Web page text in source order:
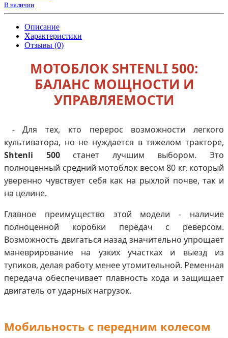
В наличии
Описание
Характеристики
Отзывы (0)
МОТОБЛОК SHTENLI 500:
БАЛАНС МОЩНОСТИ И
УПРАВЛЯЕМОСТИ
- Для тех, кто перерос возможности легкого
культиватора, но не нуждается в тяжелом тракторе,
Shtenli 500станет лучшим выбором. Это
полноценный средний мотоблок весом 80 кг, который
уверенно чувствует себя как на рыхлой почве, так и
на целине.
Главное преимущество этой модели - наличие
полноценной коробки передач с реверсом.
Возможность двигаться назад значительно упрощает
маневрирование на узких участках и выезд из
тупиков, делая работу менее утомительной. Ременная
передача обеспечивает плавность хода и защищает
двигатель от ударных нагрузок.
Мобильность с передним колесом